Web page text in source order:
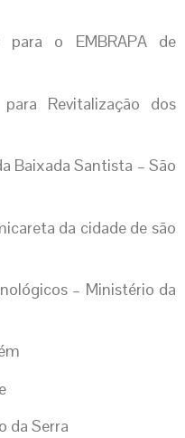
para o EMBRAPA de
Revitalização dos
Baixada Santista – São
da cidade de são
– Ministério da
da Serra